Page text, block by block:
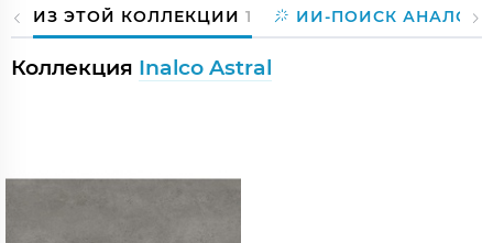
ИЗ ЭТОЙ КОЛЛЕКЦИИ 1 ИИ-ПОИСК
Коллекция Inalco Astral